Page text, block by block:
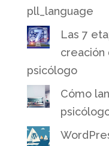
pll_language
Las 7
creación
psicólogo
Cómo